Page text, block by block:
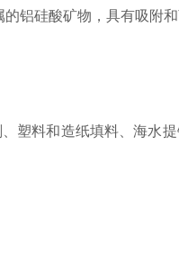
铝硅酸矿物，具有吸附
塑料和造纸填料、海水